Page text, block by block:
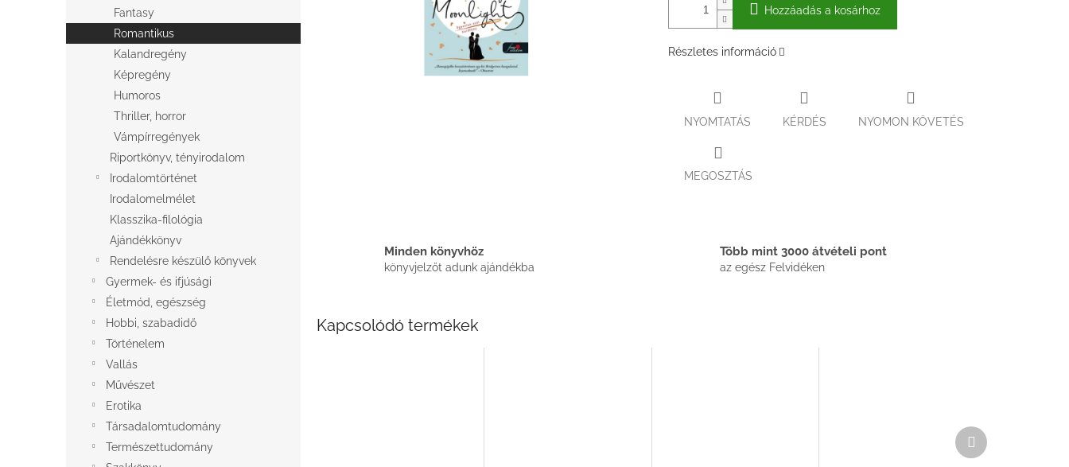
Fantasy
Romantikus
Kalandregény
Képregény
Humoros
Thriller, horror
Vámpírregények
Riportkönyv, tényirodalom
Irodalomtörténet
Irodalomelmélet
Klasszika-filológia
Ajándékkönyv
Rendelésre készülő könyvek
Gyermek- és ifjúsági
Életmód, egészség
Hobbi, szabadidő
Történelem
Vallás
Művészet
Erotika
Társadalomtudomány
Természettudomány
Hozzáadás a kosárhoz
Részletes információ
NYOMTATÁS KÉRDÉS NYOMON KÖVETÉS
MEGOSZTÁS
Minden könyvhöz
könyvjelzőt adunk ajándékba
Több mint 3000 átvételi pont
az egész Felvidéken
Kapcsolódó termékek
Következő
termék